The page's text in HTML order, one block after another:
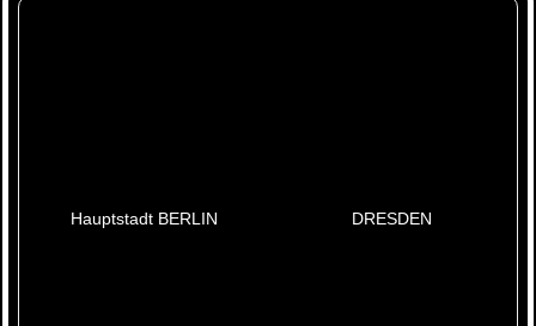
Hauptstadt BERLIN DRESDEN